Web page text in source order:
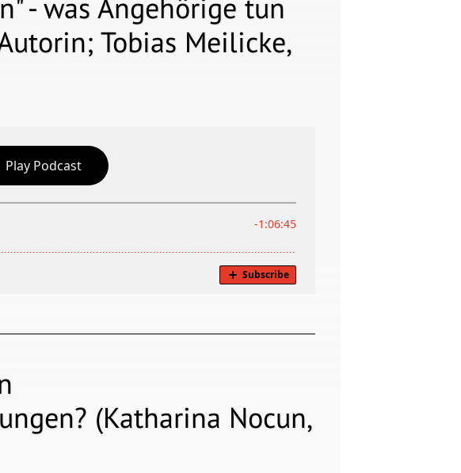
- was Angehörige tun
Tobias Meilicke,
(Katharina Nocun,